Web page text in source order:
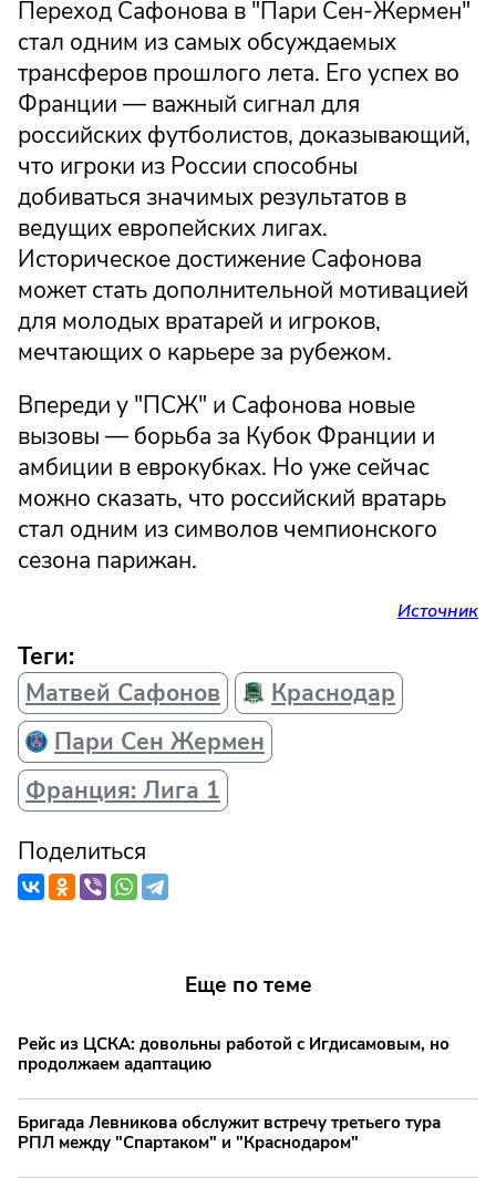
Переход Сафонова в "Пари Сен-Жермен"
стал одним из самых обсуждаемых
трансферов прошлого лета. Его успех во
Франции — важный сигнал для
российских футболистов, доказывающий,
что игроки из России способны
добиваться значимых результатов в
ведущих европейских лигах.
Историческое достижение Сафонова
может стать дополнительной мотивацией
для молодых вратарей и игроков,
мечтающих о карьере за рубежом.
Впереди у "ПСЖ" и Сафонова новые
вызовы — борьба за Кубок Франции и
амбиции в еврокубках. Но уже сейчас
можно сказать, что российский вратарь
стал одним из символов чемпионского
сезона парижан.
Источник
Теги:
Матвей Сафонов
Краснодар
Пари Сен Жермен
Франция: Лига 1
Поделиться
Еще по теме
Рейс из ЦСКА: довольны работой с Игдисамовым, но
продолжаем адаптацию
Бригада Левникова обслужит встречу третьего тура
РПЛ между "Спартаком" и "Краснодаром"